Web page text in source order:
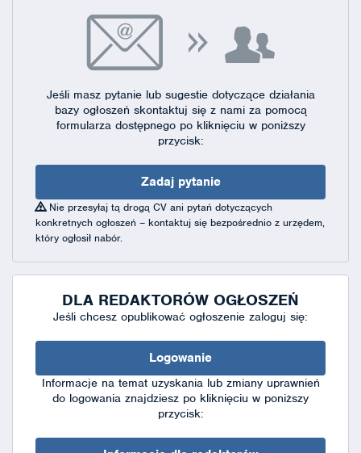
Jeśli masz pytanie lub sugestie dotyczące działania
bazy ogłoszeń skontaktuj się z nami za pomocą
formularza dostępnegopo kliknięciu w poniższy
przycisk:
Zadaj pytanie
Nie przesyłaj tą drogą CV ani pytań dotyczących
konkretnych ogłoszeń – kontaktuj się bezpośrednio z urzędem,
który ogłosił nabór.
DLA REDAKTORÓW OGŁOSZEŃ
Jeśli chcesz opublikować ogłoszenie zaloguj się:
Logowanie
Informacje na temat uzyskania lub zmiany uprawnień
do logowania znajdziesz po kliknięciu w poniższy
przycisk: